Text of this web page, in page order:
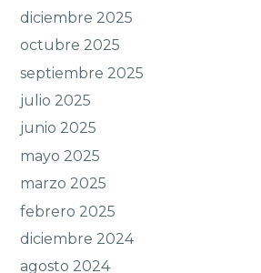
diciembre 2025
octubre 2025
septiembre 2025
julio 2025
junio 2025
mayo 2025
marzo 2025
febrero 2025
diciembre 2024
agosto 2024